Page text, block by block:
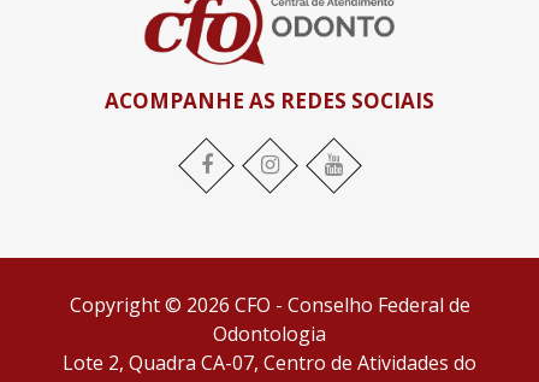
ACOMPANHE AS REDES SOCIAIS
Facebook Instagram YouTube
Copyright © 2026 CFO - Conselho Federal de
Odontologia
Lote 2, Quadra CA-07, Centro de Atividades do